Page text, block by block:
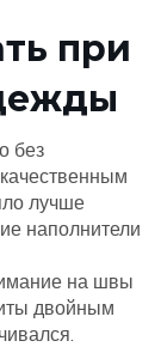
при
без
лучше
наполнители
на швы
двойным